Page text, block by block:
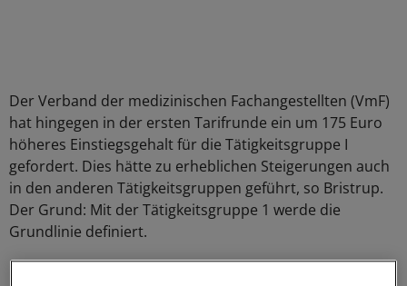
Der Verband der medizinischen Fachangestellten (VmF)
hat hingegen in der ersten Tarifrunde ein um 175 Euro
höheres Einstiegsgehalt für die Tätigkeitsgruppe I
gefordert. Dies hätte zu erheblichen Steigerungen auch
in den anderen Tätigkeitsgruppen geführt, so Bristrup.
Der Grund: Mit der Tätigkeitsgruppe 1 werde die
Grundlinie definiert.